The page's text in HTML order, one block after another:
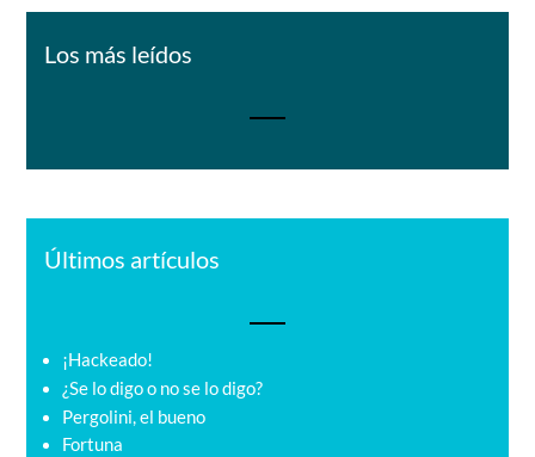
Los más leídos
Últimos artículos
¡Hackeado!
¿Se lo digo o no se lo digo?
Pergolini, el bueno
Fortuna